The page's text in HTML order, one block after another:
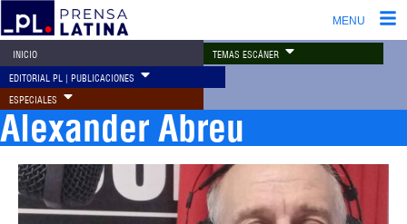
MENU
INICIO TEMAS ESCÁNER
EDITORIAL PL | PUBLICACIONES
ESPECIALES
Alexander Abreu